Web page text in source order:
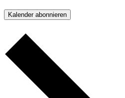
Kalender abonnieren